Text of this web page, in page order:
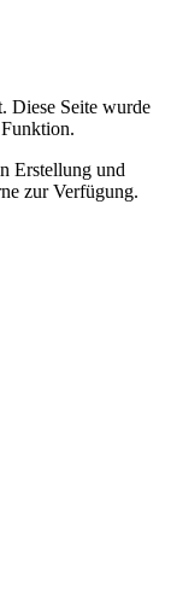
Diese Seite wurde
Erstellung und
zur Verfügung.